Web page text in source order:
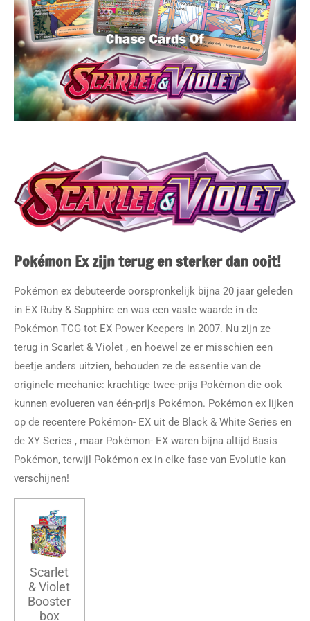
Pokémon Ex zijn terug en sterker dan ooit!
Pokémon ex debuteerde oorspronkelijk bijna 20 jaar geleden
in EX Ruby & Sapphire en was een vaste waarde in de
Pokémon TCG tot EX Power Keepers in 2007. Nu zijn ze
terug in Scarlet & Violet , en hoewel ze er misschien een
beetje anders uitzien, behouden ze de essentie van de
originele mechanic: krachtige twee-prijs Pokémon die ook
kunnen evolueren van één-prijs Pokémon. Pokémon ex lijken
op de recentere Pokémon- EX uit de Black & White Series en
de XY Series , maar Pokémon- EX waren bijna altijd Basis
Pokémon, terwijl Pokémon ex in elke fase van Evolutie kan
verschijnen!
Scarlet
& Violet
Booster
box